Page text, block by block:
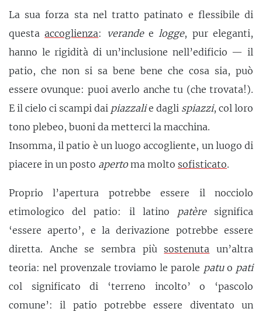
La sua forza sta nel tratto patinato e flessibile di
questaaccoglienza: verandee logge, pur eleganti,
hanno le rigidità di un’inclusione nell’edificio — il
patio, che non si sa bene bene che cosa sia, può
essere ovunque: puoi averlo anche tu (che trovata!).
E il cielo ci scampi dai piazzalie dagli spiazzi, col loro
tono plebeo, buoni da metterci la macchina.
Insomma, il patio è un luogo accogliente, un luogo di
piacere in un posto aperto ma molto sofisticato.
Proprio l’apertura potrebbe essere il nocciolo
etimologico del patio: il latino patèresignifica
‘essere aperto’, e la derivazione potrebbe essere
diretta. Anche se sembra più sostenuta un’altra
teoria: nel provenzale troviamo le parole patuo pati
col significato di ‘terreno incolto’ o ‘pascolo
comune’: il patio potrebbe essere diventato un